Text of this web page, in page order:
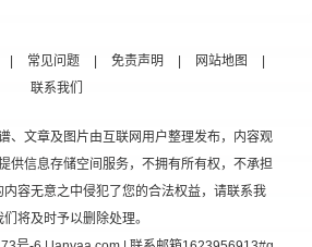
常见问题 免责声明 网站地图
联系我们
、文章及图片由互联网用户整理发布，内容观
供信息存储空间服务，不拥有所有权，不承担
容无意之中侵犯了您的合法权益，请联系我
将及时予以删除处理。